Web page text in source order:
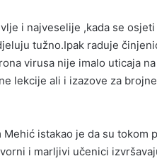
i najveselije ,kada se
tužno.Ipak raduje
virusa nije imalo uticaja
lekcije ali i izazove za
istakao je da su
i marljivi učenici